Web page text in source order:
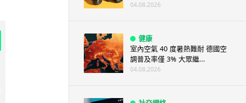
04.08.2026
健康
室內空氣 40 度暑熱難耐 德國空
調普及率僅 3% 大眾繼...
04.08.2026